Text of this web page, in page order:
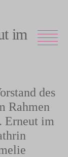
im
des
Rahmen
Erneut im